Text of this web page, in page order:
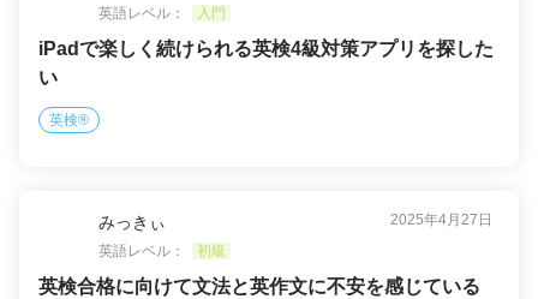
英語レベル：
入門
iPadで楽しく続けられる英検4級対策アプリを探した
い
英検®
みっきぃ
2025年4月27日
英語レベル：
初級
英検合格に向けて文法と英作文に不安を感じている